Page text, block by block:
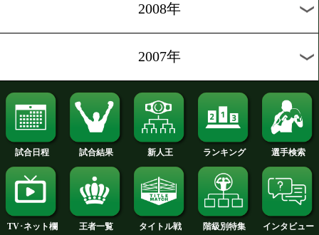
2017年
2016年
2015年
2014年